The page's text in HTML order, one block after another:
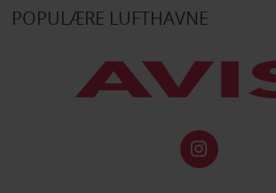
POPULÆRE LUFTHAVNE